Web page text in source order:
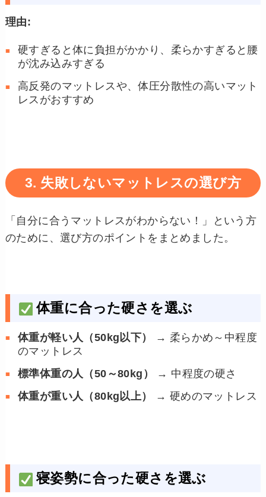
理由:
硬すぎると体に負担がかかり、柔らかすぎると腰
が沈み込みすぎる
高反発のマットレスや、体圧分散性の高いマット
レスがおすすめ
3. 失敗しないマットレスの選び方
「自分に合うマットレスがわからない！」という方
のために、選び方のポイントをまとめました。
体重に合った硬さを選ぶ
体重が軽い人（50kg以下）
→ 柔らかめ～中程度
のマットレス
標準体重の人（50～80kg）
→ 中程度の硬さ
体重が重い人（80kg以上）
→ 硬めのマットレス
寝姿勢に合った硬さを選ぶ